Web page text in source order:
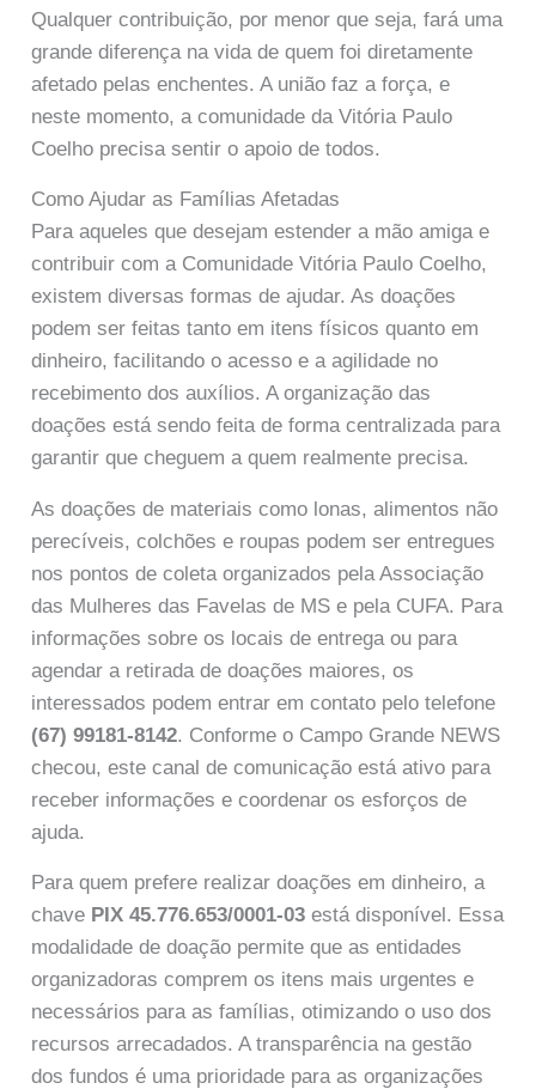
Qualquer contribuição, por menor que seja, fará uma
grande diferença na vida de quem foi diretamente
afetado pelas enchentes. A união faz a força, e
neste momento, a comunidade da Vitória Paulo
Coelho precisa sentir o apoio de todos.
Como Ajudar as Famílias Afetadas
Para aqueles que desejam estender a mão amiga e
contribuir com a Comunidade Vitória Paulo Coelho,
existem diversas formas de ajudar. As doações
podem ser feitas tanto em itens físicos quanto em
dinheiro, facilitando o acesso e a agilidade no
recebimento dos auxílios. A organização das
doações está sendo feita de forma centralizada para
garantir que cheguem a quem realmente precisa.
As doações de materiais como lonas, alimentos não
perecíveis, colchões e roupas podem ser entregues
nos pontos de coleta organizados pela Associação
das Mulheres das Favelas de MS e pela CUFA. Para
informações sobre os locais de entrega ou para
agendar a retirada de doações maiores, os
interessados podem entrar em contato pelo telefone
(67) 99181-8142. Conforme o Campo Grande NEWS
checou, este canal de comunicação está ativo para
receber informações e coordenar os esforços de
ajuda.
Para quem prefere realizar doações em dinheiro, a
chave PIX 45.776.653/0001-03 está disponível. Essa
modalidade de doação permite que as entidades
organizadoras comprem os itens mais urgentes e
necessários para as famílias, otimizando o uso dos
recursos arrecadados. A transparência na gestão
dos fundos é uma prioridade para as organizações